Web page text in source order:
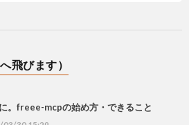
飛びます）
。freee-mcpの始め方・できること